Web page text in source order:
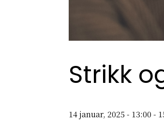
Strikk
14 januar, 2025 - 13:00 -